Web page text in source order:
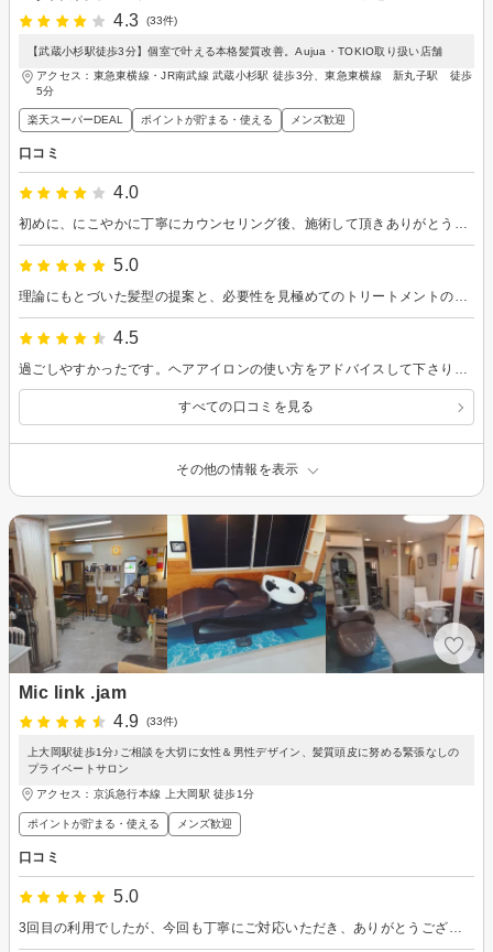
4.3
(33件)
【武蔵小杉駅徒歩3分】個室で叶える本格髪質改善。Aujua・TOKIO取り扱い店舗
アクセス：東急東横線・JR南武線 武蔵小杉駅 徒歩3分、東急東横線 新丸子駅 徒歩
5分
楽天スーパーDEAL ポイントが貯まる・使える メンズ歓迎
口コミ
4.0
初めに、にこやかに丁寧にカウンセリング後、施術して頂きありがとうございました。 くせの強かった前髪が扱いやすくなりました。
5.0
理論にもとづいた髪型の提案と、必要性を見極めてのトリートメントの種類選択をしてくださいます。 最後にセット時のコツも教えていただき、いつも助かっています。
4.5
過ごしやすかったです。ヘアアイロンの使い方をアドバイスして下さり、私でもできそうです。
すべての口コミを見る
その他の情報を表示
Mic link .jam
4.9
(33件)
上大岡駅徒歩1分♪ご相談を大切に女性＆男性デザイン、髪質頭皮に努める緊張なしの
プライベートサロン
アクセス：京浜急行本線 上大岡駅 徒歩1分
ポイントが貯まる・使える メンズ歓迎
口コミ
5.0
3回目の利用でしたが、今回も丁寧にご対応いただき、ありがとうございました！来月もまた、よろしくお願いいたします。